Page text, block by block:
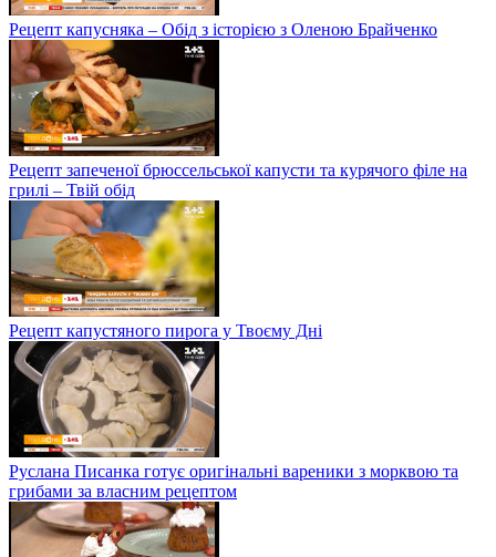
Рецепт капусняка – Обід з історією з Оленою Брайченко
Рецепт запеченої брюссельської капусти та курячого філе на
грилі – Твій обід
Рецепт капустяного пирога у Твоєму Дні
Руслана Писанка готує оригінальні вареники з морквою та
грибами за власним рецептом